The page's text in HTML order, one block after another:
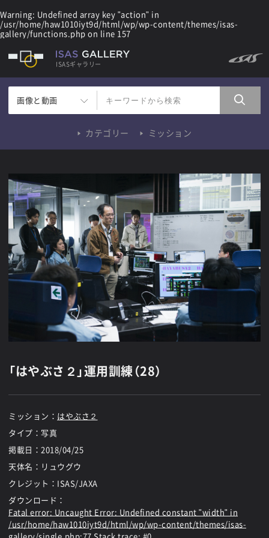
Warning: Undefined array key "action" in
/usr/home/haw1010iyt9d/html/wp/wp-content/themes/isas-
gallery/functions.php on line 157
ISASギャラリー
画像と動画
カテゴリー ミッション
「はやぶさ２」運用訓練（28）
ミッション： はやぶさ２
タイプ：写真
掲載日： 2018/04/25
天体名：リュウグウ
クレジット：ISAS/JAXA
ダウンロード：
Fatal error: Uncaught Error: Undefined constant "width" in
/usr/home/haw1010iyt9d/html/wp/wp-content/themes/isas-